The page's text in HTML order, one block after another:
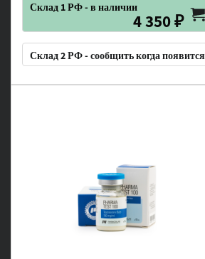
Склад 1 РФ - в наличии
4 350 ₽
Склад 2 РФ - сообщить когда появится